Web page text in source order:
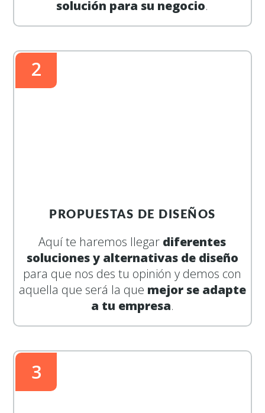
solución para su negocio.
2
PROPUESTAS DE DISEÑOS
Aquí te haremos llegar diferentes
soluciones y alternativas de diseño
para que nos des tu opinión y demos con
aquella que será la que mejor se adapte
a tu empresa.
3